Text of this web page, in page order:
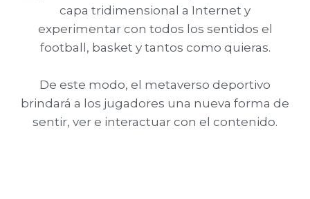
capa tridimensional a Internet y
experimentar con todos los sentidos el
football, basket y tantos como quieras.
De este modo, e l metaverso deportivo
brindará a los jugadores una nueva forma de
sentir, ver e interactuar con el contenido.